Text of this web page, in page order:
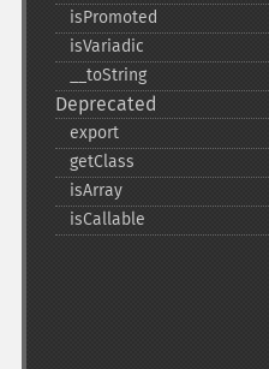
isPromoted
isVariadic
_​_​toString
Deprecated
export
getClass
isArray
isCallable